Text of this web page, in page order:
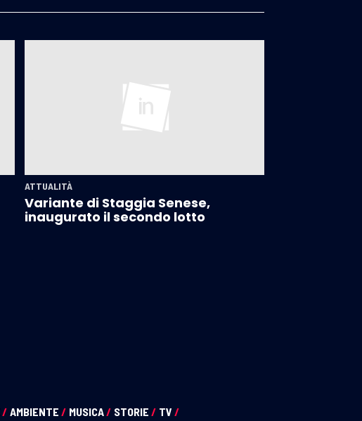
ATTUALITÀ
Variante di Staggia Senese,
inaugurato il secondo lotto
/ AMBIENTE / MUSICA/ STORIE / TV /